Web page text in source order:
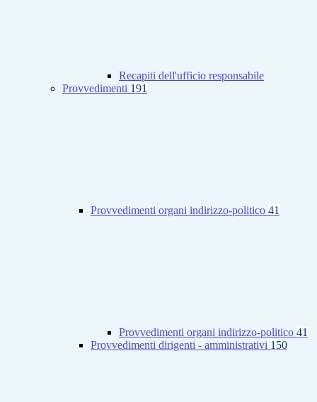
Recapiti dell'ufficio responsabile
Provvedimenti 191
Provvedimenti organi indirizzo-politico 41
Provvedimenti organi indirizzo-politico 41
Provvedimenti dirigenti - amministrativi 150